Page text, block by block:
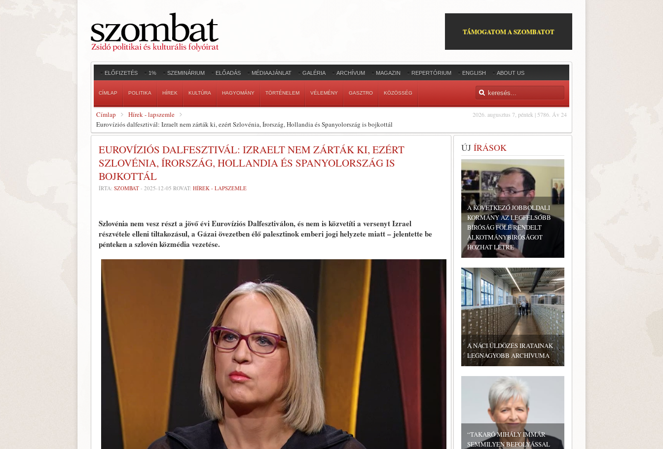
TÁMOGATOM A SZOMBATOT
ELŐFIZETÉS 1% SZEMINÁRIUM ELŐADÁS MÉDIAAJÁNLAT GALÉRIA ARCHÍVUM MAGAZIN REPERTÓRIUM ENGLISH ABOUT US
CÍMLAP POLITIKA HÍREK KULTÚRA HAGYOMÁNY TÖRTÉNELEM VÉLEMÉNY GASZTRO KÖZÖSSÉG
2026. augusztus 7, péntek | 5786. Áv 24
Címlap
Hírek - lapszemle
Eurovíziós dalfesztivál: Izraelt nem zárták ki, ezért Szlovénia, Írország, Hollandia és Spanyolország is bojkottál
EUROVÍZIÓS DALFESZTIVÁL: IZRAELT NEM ZÁRTÁK KI, EZÉRT
SZLOVÉNIA, ÍRORSZÁG, HOLLANDIA ÉS SPANYOLORSZÁG IS
BOJKOTTÁL
ÍRTA: SZOMBAT - 2025-12-05 ROVAT: HÍREK - LAPSZEMLE
Szlovénia nem vesz részt a jövő évi Eurovíziós Dalfesztiválon, és nem is közvetíti a versenyt Izrael
részvétele elleni tiltakozásul, a Gázai övezetben élő palesztinok emberi jogi helyzete miatt – jelentette be
pénteken a szlovén közmédia vezetése.
ÚJ ÍRÁSOK
A KÖVETKEZŐ JOBBOLDALI
KORMÁNY AZ LEGFELSŐBB
BÍRÓSÁG FÖLÉ RENDELT
ALKOTMÁNYBÍRÓSÁGOT
HOZHAT LÉTRE
A NÁCI ÜLDÖZÉS IRATAINAK
LEGNAGYOBB ARCHÍVUMA
“TAKARÓ MIHÁLY IMMÁR
SEMMILYEN BEFOLYÁSSAL